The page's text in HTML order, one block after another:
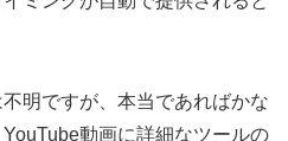
明ですが、本当であればかな
動画に詳細なツールの